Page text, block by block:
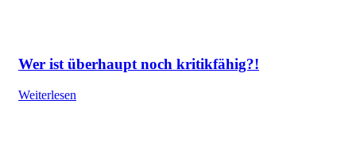
Wer ist überhaupt noch kritikfähig?!
Weiterlesen